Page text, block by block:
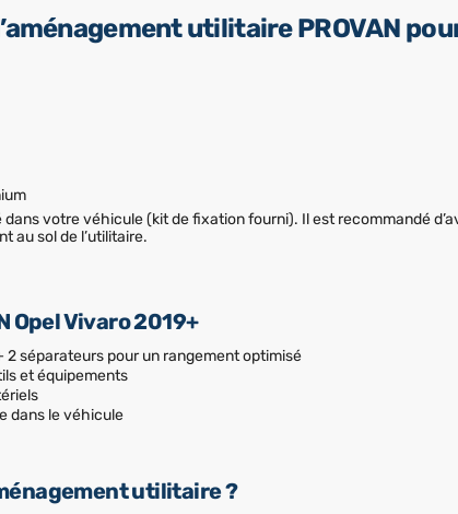
utilitaire PROVAN
dans votre véhicule (kit de fixation fourni). Il est recommandé
au sol de l’utilitaire.
Opel Vivaro 2019+
séparateurs pour un rangement optimisé
et équipements
dans le véhicule
utilitaire ?